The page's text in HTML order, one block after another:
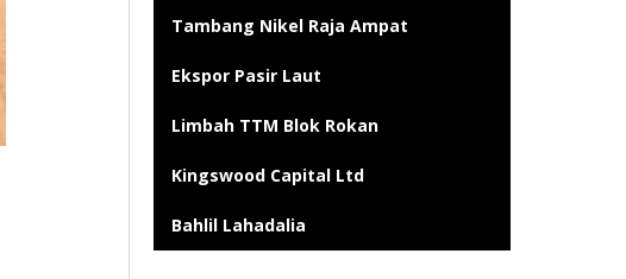
Tambang Nikel Raja Ampat
Ekspor Pasir Laut
Limbah TTM Blok Rokan
Kingswood Capital Ltd
Bahlil Lahadalia